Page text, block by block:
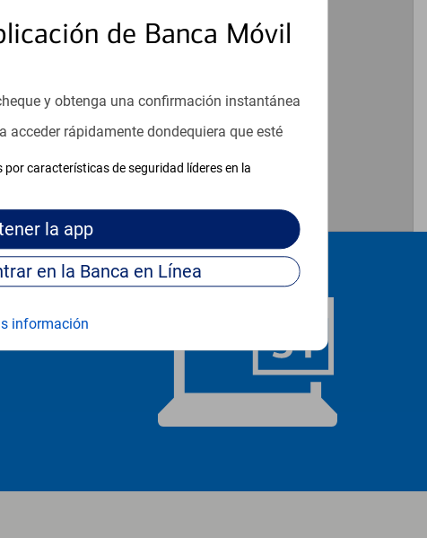
de Banca Móvil
y obtenga una confirmación instantánea
acceder rápidamente dondequiera que esté
características de seguridad líderes en la
la app
Continúe para entrar en la Banca en Línea
información